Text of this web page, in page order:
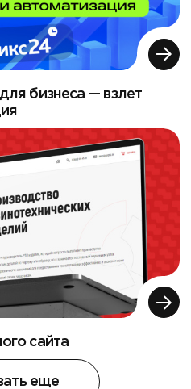
бизнеса — взлет
сайта
еще